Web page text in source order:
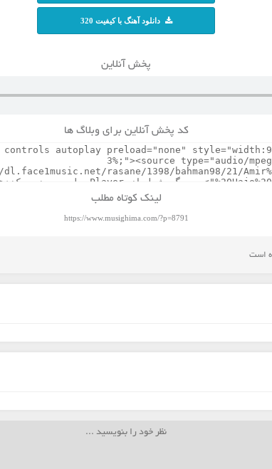
دانلود آهنگ با کیفیت 320
پخش آنلاین
کد پخش آنلاین برای وبلاگ ها
لینک کوتاه مطلب
https://www.musighima.com/?p=8791